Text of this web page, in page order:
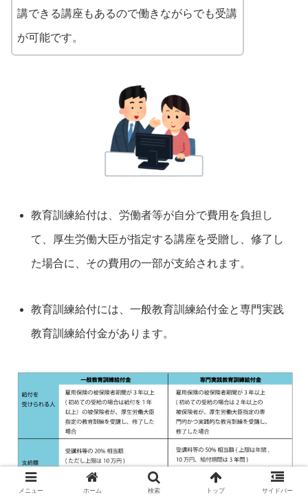
講できる講座もあるので働きながらでも受講
が可能です。
教育訓練給付は、労働者等が自分で費用を負担し
て、厚生労働大臣が指定する講座を受贈し、修了し
た場合に、その費用の一部が支給されます。
教育訓練給付には、一般教育訓練給付金と専門実践
教育訓練給付金があります。
メニュー ホーム 検索 トップ サイドバー